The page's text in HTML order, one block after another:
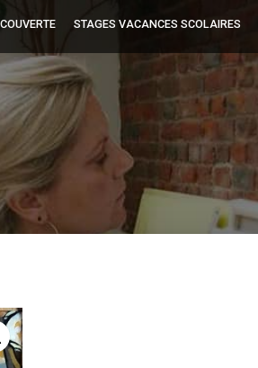
STAGES VACANCES SCOLAIRES